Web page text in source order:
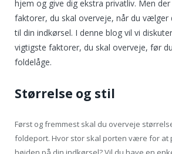
hjem og give dig ekstra privatliv. Men
faktorer, du skal overveje, når du vælger
til din indkørsel. I denne blog vil vi
vigtigste faktorer, du skal overveje, før
foldelåge.
Størrelse og stil
Først og fremmest skal du overveje
foldeport. Hvor stor skal porten være for at